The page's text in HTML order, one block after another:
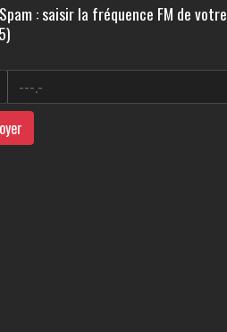
: saisir la fréquence FM de